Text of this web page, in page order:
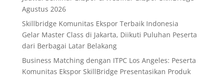
Agustus 2026
Skillbridge Komunitas Ekspor Terbaik Indonesia
Gelar Master Class di Jakarta, Diikuti Puluhan Peserta
dari Berbagai Latar Belakang
Business Matching dengan ITPC Los Angeles: Peserta
Komunitas Ekspor SkillBridge Presentasikan Produk